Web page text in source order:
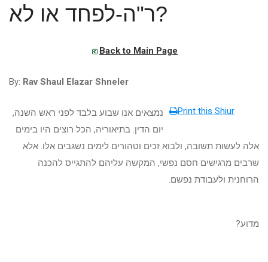
ר"ה-לפחד או לא?
Back to Main Page
By: Rav Shaul Elazar Shneler
Print this Shiur
נמצאים אנו שבוע בלבד לפני ראש השנה,
יום הדין. בתיאוריה, הכל רוצים היו בימים
אלה לעשות תשובה, ולבוא זכים וטהורים לימים נשגבים אלו. אלא
שרבים מרגישים חסם נפשי, המקשה עליהם להתגייס להכנה
הרוחנית ולעבודת נפשם.
מדוע?